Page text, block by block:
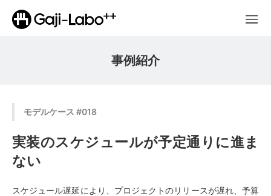
事例紹介
モデルケース #018
実装のスケジュールが予定通りに進ま
ない
スケジュール遅延により、プロジェクトのリリースが遅れ、予算